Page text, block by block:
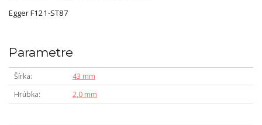
Egger F121-ST87
Parametre
Šírka
43 mm
Hrúbka
2,0 mm